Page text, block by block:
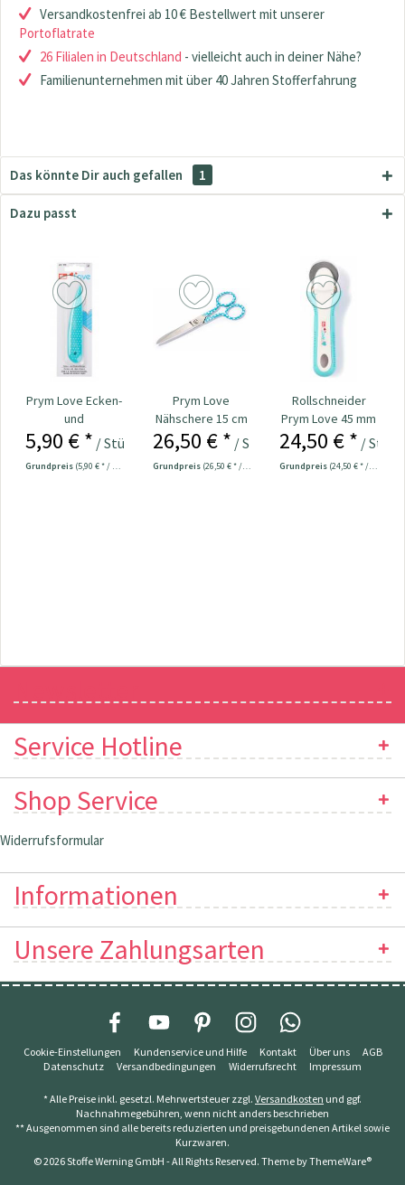
Versandkostenfrei ab 10 € Bestellwert mit unserer
Portoflatrate
26 Filialen in Deutschland - vielleicht auch in deiner Nähe?
Familienunternehmen mit über 40 Jahren Stofferfahrung
Das könnte Dir auch gefallen 1
Dazu passt
Prym Love Ecken-
und
Kantenformer Nr.
5,90 € * / Stück
Grundpreis (5,90 € * / 1 Stück)
Prym Love
Nähschere 15 cm
Nr. 610541
26,50 € * / Stück
Grundpreis (26,50 € * / 1 Stück)
Rollschneider
Prym Love 45 mm
24,50 € * / Stück
Grundpreis (24,50 € * / 1 Stück)
Service Hotline
Shop Service
Widerrufsformular
Informationen
Unsere Zahlungsarten
Cookie-Einstellungen Kundenservice und Hilfe Kontakt Über uns
AGB
Datenschutz
Versandbedingungen Widerrufsrecht Impressum
* Alle Preise inkl. gesetzl. Mehrwertsteuer zzgl. Versandkosten und ggf.
Nachnahmegebühren, wenn nicht anders beschrieben
** Ausgenommen sind alle bereits reduzierten und preisgebundenen Artikel sowie
Kurzwaren.
© 2026 Stoffe Werning GmbH - All Rights Reserved. Theme byThemeWare®